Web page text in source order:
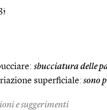
sbucciatura delle
superficiale: sono
e suggerimenti